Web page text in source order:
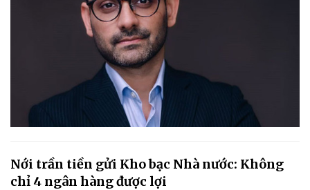
Nới trần tiền gửi Kho bạc Nhà nước: Không
chỉ 4 ngân hàng được lợi